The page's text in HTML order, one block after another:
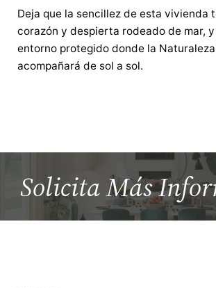
Deja que la sencillez de esta vivienda
corazón y despierta rodeado de mar,
entorno protegido donde la
acompañará de sol a sol.
Solicita Más